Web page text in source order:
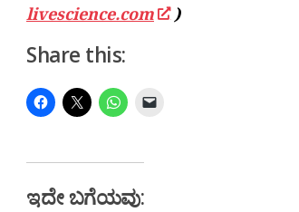
livescience.com
)
Share this:
ಇದೇ ಬಗೆಯವು: